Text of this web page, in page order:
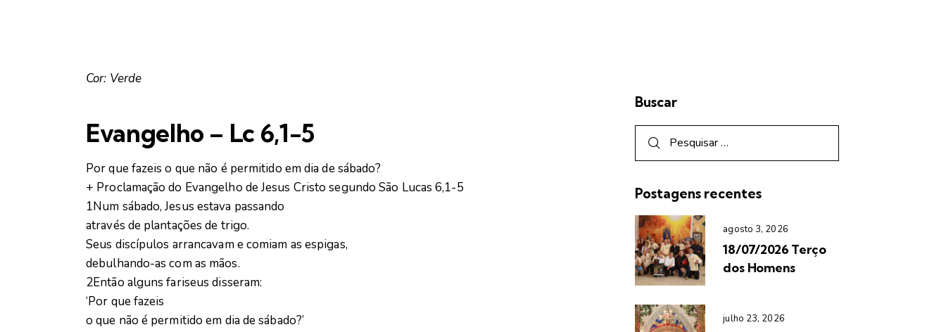
Cor: Verde
Evangelho – Lc 6,1-5
Por que fazeis o que não é permitido em dia de sábado?
+ Proclamação do Evangelho de Jesus Cristo segundo São Lucas 6,1-5
1Num sábado, Jesus estava passando
através de plantações de trigo.
Seus discípulos arrancavam e comiam as espigas,
debulhando-as com as mãos.
2Então alguns fariseus disseram:
‘Por que fazeis
o que não é permitido em dia de sábado?’
Buscar
Postagens recentes
agosto 3, 2026
18/07/2026 Terço
dos Homens
julho 23, 2026